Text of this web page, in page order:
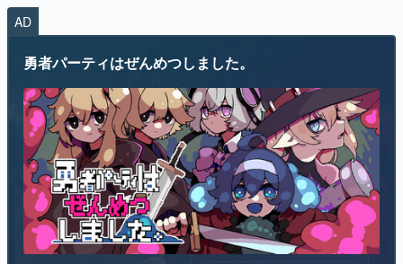
AD
勇者パーティはぜんめつしました。